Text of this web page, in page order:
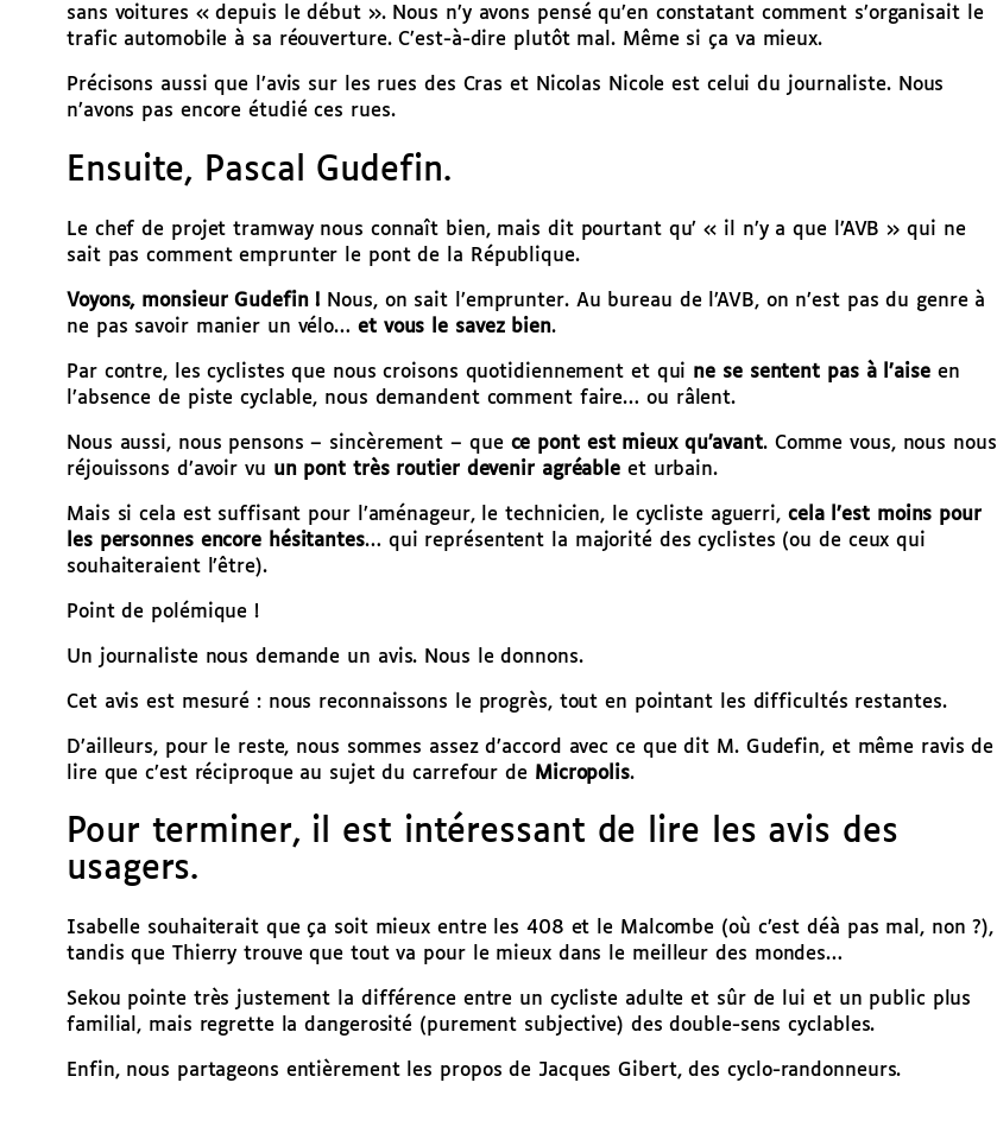
sans voitures « depuis le début ». Nous n’y avons pensé qu’en constatant comment s’organisait le
trafic automobile à sa réouverture. C’est-à-dire plutôt mal. Même si ça va mieux.
Précisons aussi que l’avis sur les rues des Cras et Nicolas Nicole est celui du journaliste. Nous
n’avons pas encore étudié ces rues.
Ensuite, Pascal Gudefin.
Le chef de projet tramway nous connaît bien, mais dit pourtant qu’ « il n’y a que l’AVB » qui ne
sait pas comment emprunter le pont de la République.
Voyons, monsieur Gudefin ! Nous, on sait l’emprunter. Au bureau de l’AVB, on n’est pas du genre à
ne pas savoir manier un vélo… et vous le savez bien.
Par contre, les cyclistes que nous croisons quotidiennement et qui ne se sentent pas à l’aiseen
l’absence de piste cyclable, nous demandent comment faire… ou râlent.
Nous aussi, nous pensons – sincèrement – quece pont est mieux qu’avant. Comme vous, nous nous
réjouissons d’avoir vu un pont très routier devenir agréable et urbain.
Mais si cela est suffisant pour l’aménageur, le technicien, le cycliste aguerri, cela l’est moins pour
les personnes encore hésitantes… qui représentent la majorité des cyclistes (ou de ceux qui
souhaiteraient l’être).
Point de polémique !
Un journaliste nous demande un avis. Nous le donnons.
Cet avis est mesuré : nous reconnaissons le progrès, tout en pointant les difficultés restantes.
D’ailleurs, pour le reste, nous sommes assez d’accord avec ce que dit M. Gudefin, et même ravis de
lire que c’est réciproque au sujet du carrefour de Micropolis.
Pour terminer, il est intéressant de lire les avis des
usagers.
Isabelle souhaiterait que ça soit mieux entre les 408 et le Malcombe (où c’est déà pas mal, non ?),
tandis que Thierry trouve que tout va pour le mieux dans le meilleur des mondes…
Sekou pointe très justement la différence entre un cycliste adulte et sûr de lui et un public plus
familial, mais regrette la dangerosité (purement subjective) des double-sens cyclables.
Enfin, nous partageons entièrement les propos de Jacques Gibert, des cyclo-randonneurs.